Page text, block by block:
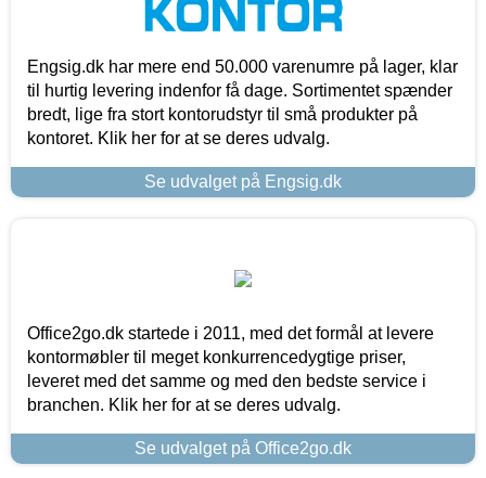
Engsig.dk har mere end 50.000 varenumre på lager, klar
til hurtig levering indenfor få dage. Sortimentet spænder
bredt, lige fra stort kontorudstyr til små produkter på
kontoret. Klik her for at se deres udvalg.
Se udvalget på Engsig.dk
Office2go.dk startede i 2011, med det formål at levere
kontormøbler til meget konkurrencedygtige priser,
leveret med det samme og med den bedste service i
branchen. Klik her for at se deres udvalg.
Se udvalget på Office2go.dk